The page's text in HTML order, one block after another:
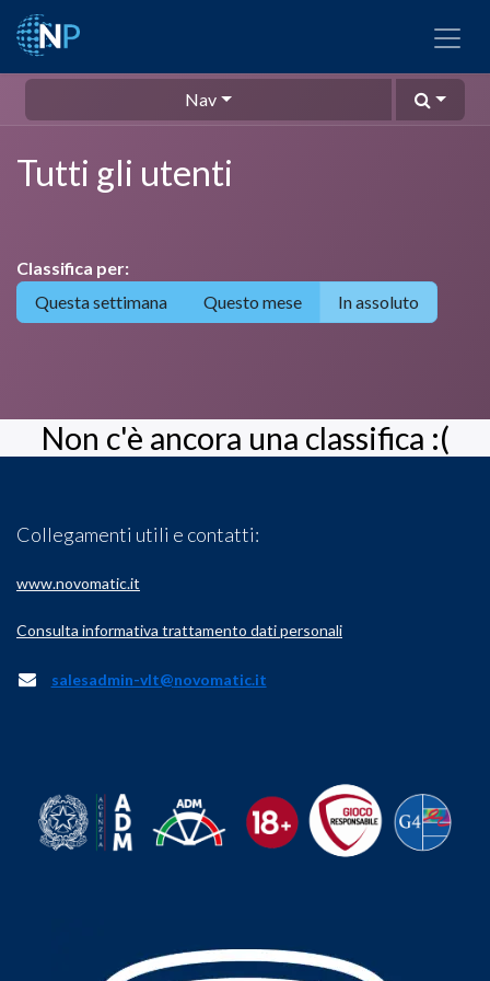
Nav
Tutti gli utenti
Classifica per:
Questa settimana
Questo mese In assoluto
Non c'è ancora una classifica :(
Collegamenti utili e contatti:
www.novomatic.it
Consulta informativa trattamento dati personali
salesadmin-vlt@novomatic.it